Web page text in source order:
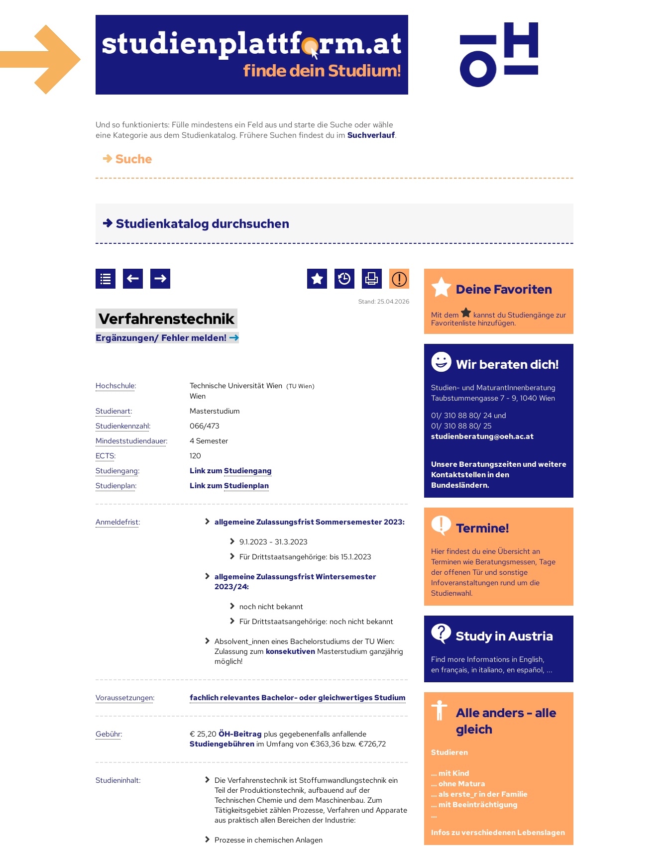
Und so funktionierts: Fülle mindestens ein Feld aus und starte die Suche oder wähle
eine Kategorie aus dem Studienkatalog. Frühere Suchen findest du im Suchverlauf.
Suche
Studienkatalog durchsuchen
Stand: 25.04.2026
Verfahrenstechnik
Ergänzungen/ Fehler melden!
Hoch­schule: Technische Universität Wien (TU Wien)
Wien
Studienart:
Masterstudium
Studien­kenn­zahl:
066/473
Mindest­studien­dauer:
4 Semester
ECTS:
120
Studien­gang: Link zum Studien­gang
Studien­plan: Link zum Studien­plan
Anmelde­frist: allgemeine Zulassungsfrist Sommersemester 2023:
9.1.2023 - 31.3.2023
Für Drittstaatsangehörige: bis 15.1.2023
allgemeine Zulassungsfrist Wintersemester
2023/24:
noch nicht bekannt
Für Drittstaatsangehörige: noch nicht bekannt
Absolvent_innen eines Bachelorstudiums der TU Wien:
Zulassung​​​​ zum konsekutivenMasterstudium ganzjährig
möglich!
Voraus­setzungen: fachlich relevantes Bachelor- oder gleichwertiges Studium
Gebühr: € 25,20 ÖH-Beitrag plus gegebenenfalls anfallende
Studiengebührenim Umfang von €363,36 bzw. €726,72
Studien­inhalt:
Die Verfahrenstechnik ist Stoffumwandlungstechnik ein
Teil der Produktionstechnik, aufbauend auf der
Technischen Chemie und dem Maschinenbau. Zum
Tätigkeitsgebiet zählen Prozesse, Verfahren und Apparate
aus praktisch allen Bereichen der Industrie:
Prozesse in chemischen Anlagen
Deine Favoriten
Mit dem
kannst du Studiengänge zur
Favoritenliste hinzufügen.
Wir beraten dich!
Studien- und MaturantInnenberatung
Taubstummengasse 7 - 9, 1040 Wien
01/ 310 88 80/ 24 und
01/ 310 88 80/ 25
studienberatung@oeh.ac.at
Unsere Beratungszeiten und weitere
Kontaktstellen in den
Bundesländern.
Termine!
Hier findest du eine Übersicht an
Terminen wie Beratungsmessen, Tage
der offenen Tür und sonstige
Infoveranstaltungen rund um die
Studienwahl.
Study in Austria
Find more Informations in English,
en français, in italiano, en español, ...
Alle anders - alle
gleich
Studieren
... mit Kind
... ohne Matura
... als erste_r in der Familie
... mit Beeinträchtigung
...
Infos zu verschiedenen Lebenslagen